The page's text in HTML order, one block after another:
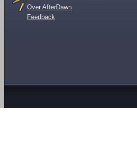
Over AfterDawn
Feedback